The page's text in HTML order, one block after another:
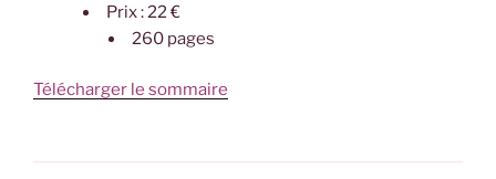
Prix : 22 €
260 pages
Télécharger le sommaire